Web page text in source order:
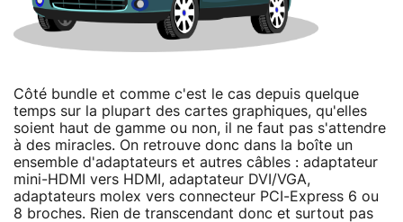
Côté bundle et comme c'est le cas depuis quelque
temps sur la plupart des cartes graphiques, qu'elles
soient haut de gamme ou non, il ne faut pas s'attendre
à des miracles. On retrouve donc dans la boîte un
ensemble d'adaptateurs et autres câbles : adaptateur
mini-HDMI vers HDMI, adaptateur DVI/VGA,
adaptateurs molex vers connecteur PCI-Express 6 ou
8 broches. Rien de transcendant donc et surtout pas